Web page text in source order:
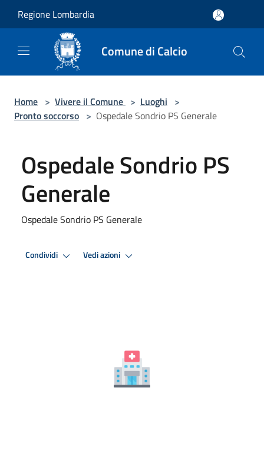
Regione Lombardia
Comune di Calcio
Home > Vivere il Comune > Luoghi >
Pronto soccorso > Ospedale Sondrio PS Generale
Ospedale Sondrio PS
Generale
Ospedale Sondrio PS Generale
Condividi Vedi azioni